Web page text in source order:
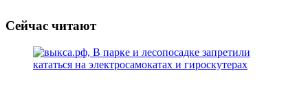
Сейчас читают